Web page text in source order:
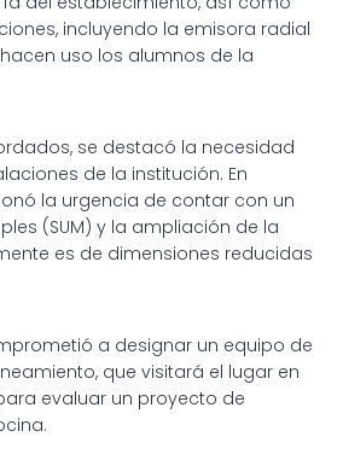
incluyendo la emisora radial
uso los alumnos de la
se destacó la necesidad
de la institución. En
la urgencia de contar con un
(SUM) y la ampliación de la
es de dimensiones reducidas
a designar un equipo de
que visitará el lugar en
evaluar un proyecto de